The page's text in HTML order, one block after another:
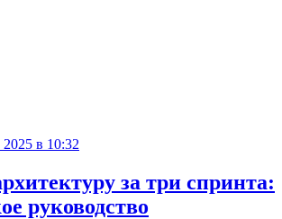
2025 в 10:32
за три спринта:
руководство